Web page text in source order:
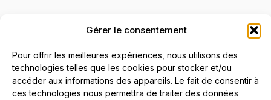
Gérer le consentement
Pour offrir les meilleures expériences, nous utilisons des
technologies telles que les cookies pour stocker et/ou
accéder aux informations des appareils. Le fait de consentir à
ces technologies nous permettra de traiter des données